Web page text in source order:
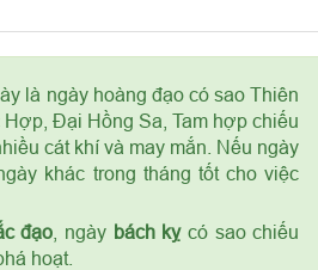
là ngày hoàng đạo có sao Thiên
Đại Hồng Sa, Tam hợp chiếu
cát khí và may mắn. Nếu ngày
khác trong tháng tốt cho việc
đạo , ngày bách kỵcó sao chiếu
hoạt.